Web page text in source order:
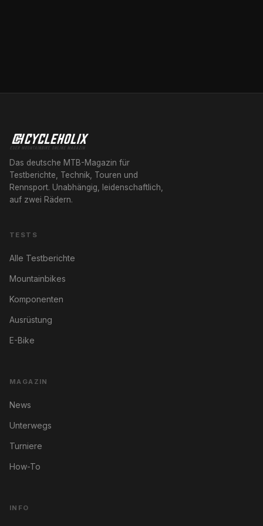
Das deutsche MTB-Magazin für
Testberichte, Technik, Touren und
Rennsport. Unabhängig, leidenschaftlich,
auf zwei Rädern.
TESTS
Alle Testberichte
Mountainbikes
Komponenten
Ausrüstung
E-Bike
MAGAZIN
News
Unterwegs
Turniere
How-To
INFO